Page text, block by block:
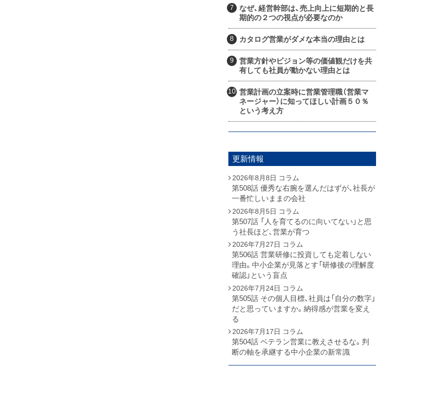
なぜ、経営幹部は、売上向上に短期的と長
期的の２つの視点が必要なのか
カタログ営業がダメな本当の理由とは
営業方針やビジョン等の価値観だけを共
有しても社員が動かない理由とは
営業計画の立案時に営業管理職（営業マ
ネージャー）に知ってほしい計画５０％
という考え方
更新情報
2026年8月8日 コラム
第508話 優秀な右腕を選んだはずが、社長が
一番忙しいままの会社
2026年8月5日 コラム
第507話 「人を育てるのに向いてない」と思
う社長ほど、営業が育つ
2026年7月27日 コラム
第506話 営業研修に投資しても定着しない
理由。中小企業が見落とす「研修後の理解度
確認」という盲点
2026年7月24日 コラム
第505話 その個人目標、社員は「自分の数字」
だと思っていますか。納得感が営業を変え
る
2026年7月17日 コラム
第504話 ベテラン営業に教えさせるな。判
断の軸を承継する中小企業の新常識